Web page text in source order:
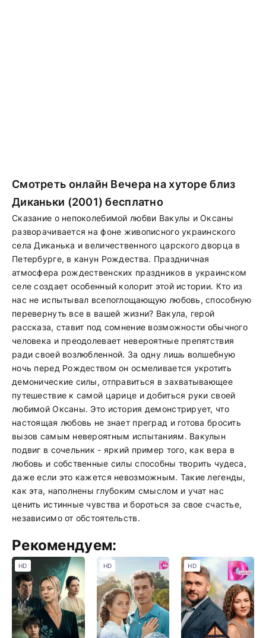
Смотреть онлайн Вечера на хуторе близ
Диканьки (2001) бесплатно
Сказание о непоколебимой любви Вакулы и Оксаны
разворачивается на фоне живописного украинского
села Диканька и величественного царского дворца в
Петербурге, в канун Рождества. Праздничная
атмосфера рождественских праздников в украинском
селе создает особенный колорит этой истории. Кто из
нас не испытывал всепоглощающую любовь, способную
перевернуть все в вашей жизни? Вакула, герой
рассказа, ставит под сомнение возможности обычного
человека и преодолевает невероятные препятствия
ради своей возлюбленной. За одну лишь волшебную
ночь перед Рождеством он осмеливается укротить
демонические силы, отправиться в захватывающее
путешествие к самой царице и добиться руки своей
любимой Оксаны. Это история демонстрирует, что
настоящая любовь не знает преград и готова бросить
вызов самым невероятным испытаниям. Вакулын
подвиг в сочельник - яркий пример того, как вера в
любовь и собственные силы способны творить чудеса,
даже если это кажется невозможным. Такие легенды,
как эта, наполнены глубоким смыслом и учат нас
ценить истинные чувства и бороться за свое счастье,
независимо от обстоятельств.
Рекомендуем:
HD HD HD